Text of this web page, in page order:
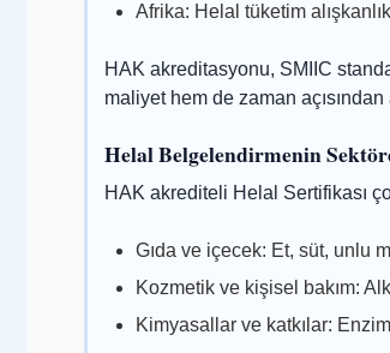
Afrika: Helal tüketim
HAK akreditasyonu, SMIIC
maliyet hem de zaman
Helal Belgelendirmenin
HAK akrediteli Helal Sertifikası
Gıda ve içecek: Et, süt, unlu
Kozmetik ve kişisel bakım:
Kimyasallar ve katkılar: